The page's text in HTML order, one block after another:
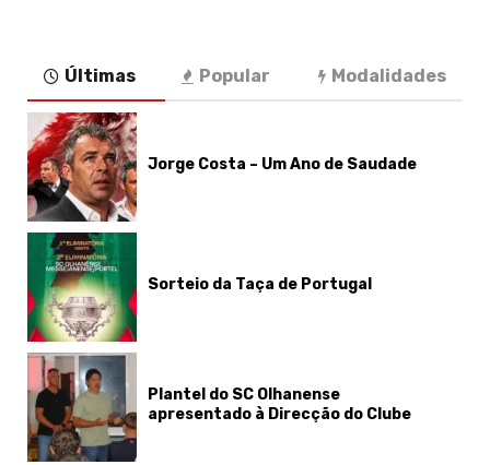
Últimas Popular Modalidades
Jorge Costa – Um Ano de Saudade
Sorteio da Taça de Portugal
Plantel do SC Olhanense
apresentado à Direcção do Clube